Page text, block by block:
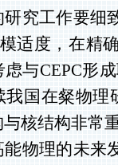
研究工作要细
适度，在精
与CEPC形
我国在粲物理
核结构非常
物理的未来